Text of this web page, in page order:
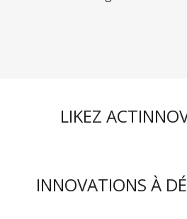
LIKEZ
INNOVATIONS À